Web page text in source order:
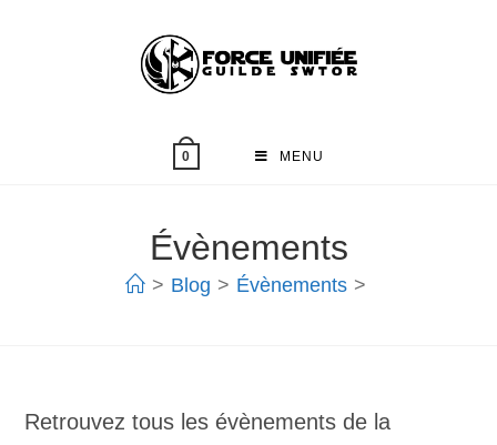
0 MENU
Évènements
> Blog > Évènements >
Retrouvez tous les évènements de la